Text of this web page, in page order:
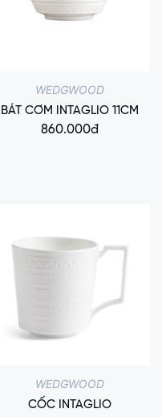
WEDGWOOD
BÁT CƠM INTAGLIO 11CM
860.000đ
WEDGWOOD
CỐC INTAGLIO